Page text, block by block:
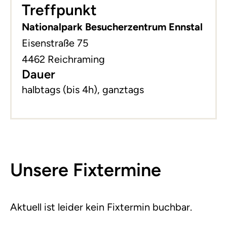
−
Treffpunkt
Nationalpark Besucherzentrum Ennstal
Eisenstraße 75
4462 Reichraming
Dauer
halbtags (bis 4h), ganztags
Unsere Fixtermine
Aktuell ist leider kein Fixtermin buchbar.